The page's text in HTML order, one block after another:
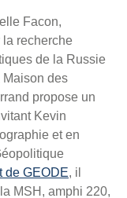
Facon,
recherche
de la Russie
Maison des
propose un
Kevin
et en
de GEODE, il
MSH, amphi 220,